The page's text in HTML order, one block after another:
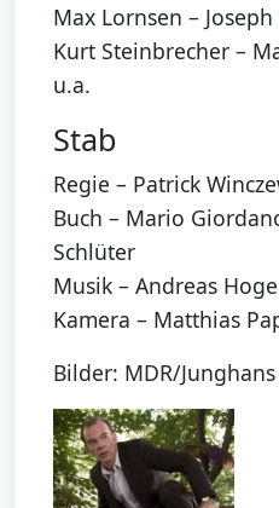
Max Lornsen –
Kurt Steinbrecher –
u.a.
Stab
Regie – Patrick
Buch – Mario
Schlüter
Musik – Andreas Hoge
Kamera – Matthias
Bilder: MDR/Junghans